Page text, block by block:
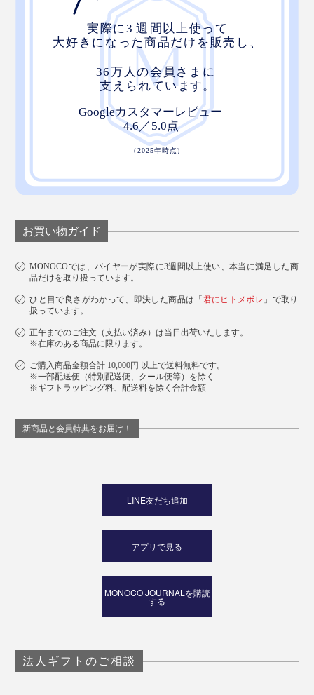
お買い物ガイド
MONOCOでは、バイヤーが実際に3週間以上使い、本当に満足した商
品だけを取り扱っています。
ひと目で良さがわかって、即決した商品は「 君にヒトメボレ 」で取り
扱っています。
正午までのご注文（支払い済み）は当日出荷いたします。
※在庫のある商品に限ります。
ご購入商品金額合計 10,000円 以上で送料無料です。
※一部配送便（特別配送便、クール便等）を除く
※ギフトラッピング料、配送料を除く合計金額
新商品と会員特典をお届け！
LINE友だち追加
アプリで見る
MONOCO JOURNALを購読
する
法人ギフトのご相談